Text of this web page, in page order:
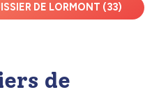
DE LORMONT (33)
de